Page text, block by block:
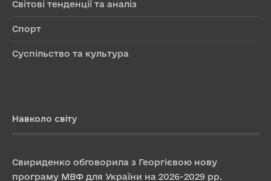
Світові тенденції та аналіз
Спорт
Суспільство та культура
Навколо світу
Свириденко обговорила з Георгієвою нову
програму МВФ для України на 2026-2029 рр.